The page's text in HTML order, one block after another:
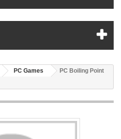
PC Games
PC Boiling Point